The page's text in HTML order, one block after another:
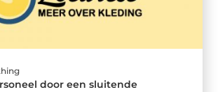
door een sluitende